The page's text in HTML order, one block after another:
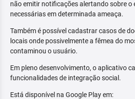
não emitir notificações alertando sobre o
necessárias em determinada ameaça.
Também é possível cadastrar casos de
locais onde possivelmente a fêmea do
contaminou o usuário.
Em pleno desenvolvimento, o aplicativo
funcionalidades de integração social.
Está disponível na Google Play em: